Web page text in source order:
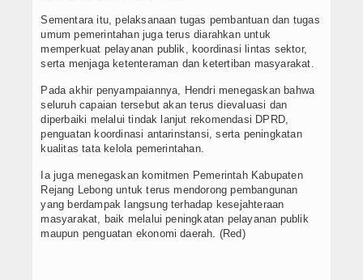
Sementara itu, pelaksanaan tugas pembantuan dan tugas
umum pemerintahan juga terus diarahkan untuk
memperkuat pelayanan publik, koordinasi lintas sektor,
serta menjaga ketenteraman dan ketertiban masyarakat.
Pada akhir penyampaiannya, Hendri menegaskan bahwa
seluruh capaian tersebut akan terus dievaluasi dan
diperbaiki melalui tindak lanjut rekomendasi DPRD,
penguatan koordinasi antarinstansi, serta peningkatan
kualitas tata kelola pemerintahan.
Ia juga menegaskan komitmen Pemerintah Kabupaten
Rejang Lebong untuk terus mendorong pembangunan
yang berdampak langsung terhadap kesejahteraan
masyarakat, baik melalui peningkatan pelayanan publik
maupun penguatan ekonomi daerah. (Red)